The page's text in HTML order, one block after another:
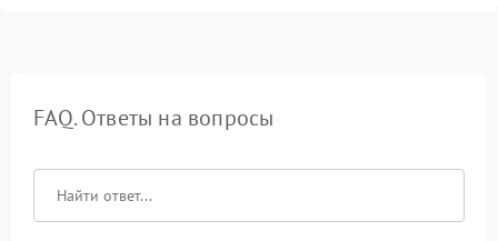
FAQ. Ответы на вопросы